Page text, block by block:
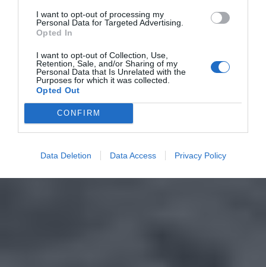
I want to opt-out of processing my
Personal Data for Targeted Advertising.
Opted In
I want to opt-out of Collection, Use,
Retention, Sale, and/or Sharing of my
Personal Data that Is Unrelated with the
Purposes for which it was collected.
Opted Out
CONFIRM
Data Deletion Data Access Privacy Policy